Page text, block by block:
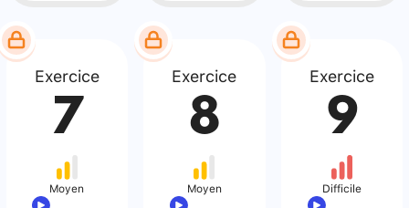
Exercice
7
Moyen
Exercice
8
Moyen
Exercice
9
Difficile